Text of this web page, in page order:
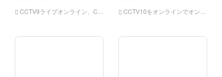
CCTV9ライブオンライン、CCTV9ライブオンラインライブテレビは、中国の中央テレビが主にブロードキャストした2つのチャンネルです。 それらは中国の録音チャンネル（中国語版）と英語録音チャンネル（英語版）に分けられ、中国中央テレビが1日24時間レコードを再生しました CCTV10をオンラインでオンラインで、中国中心のテレビの科学と教育チャネルの中華民族政府の政府共和国の\\ Repenvient Science and Educationの戦略\\は、教育、科学、文化を備えたプロのテレビチャンネルです。 人々の品質。